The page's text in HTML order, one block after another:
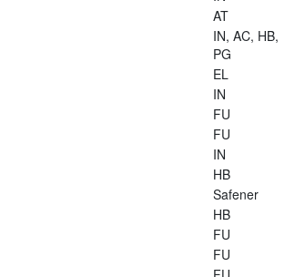
AT
IN, AC, HB,
PG
EL
IN
FU
FU
IN
HB
Safener
HB
FU
FU